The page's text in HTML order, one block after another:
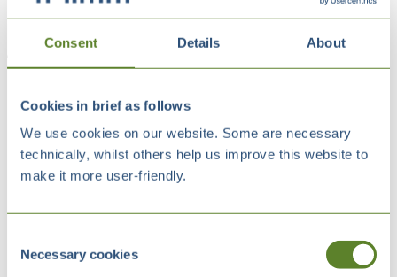
Consent Details About
Cookies in brief as follows
We use cookies on our website. Some are necessary
technically, whilst others help us improve this website to
make it more user-friendly.
Selection
Necessary cookies